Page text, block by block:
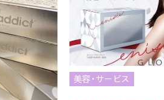
美容・サービス